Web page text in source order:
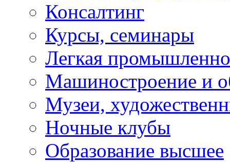
Консалтинг
Курсы, семинары
Легкая
Машиностроение и
Музеи,
Ночные клубы
Образование высшее